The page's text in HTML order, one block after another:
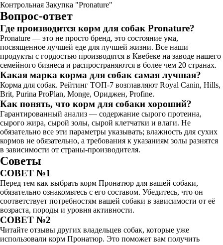
Контрольная Закупка "Pronature"
Вопрос-ответ
Где производится корм для собак Pronature?
Pronature — это не просто бренд, это состояние ума,
посвященное лучшей еде для лучшей жизни. Все наши
продукты с гордостью производятся в Квебеке на заводе нашего
семейного бизнеса и распространяются в более чем 20 странах.
Какая марка корма для собак самая лучшая?
Корма для собак. Рейтинг ТОП-7 возглавляют Royal Canin, Hills,
Brit, Purina ProPlan, Monge, Ориджен, Profine.
Как понять, что корм для собаки хороший?
Гарантированный анализ — содержание сырого протеина,
сырого жира, сырой золы, сырой клетчатки и влаги. Не
обязательно все эти параметры указывать; влажность для сухих
кормов не обязательно, а требования к указаниям золы разнятся
в зависимости от страны-производителя.
Советы
СОВЕТ №1
Перед тем как выбрать корм Пронатюр для вашей собаки,
обязательно ознакомьтесь с его составом. Убедитесь, что он
соответствует потребностям вашей собаки в зависимости от её
возраста, породы и уровня активности.
СОВЕТ №2
Читайте отзывы других владельцев собак, которые уже
использовали корм Пронатюр. Это поможет вам получить